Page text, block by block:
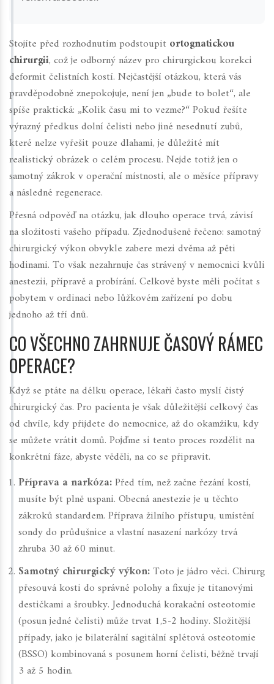
Stojíte před rozhodnutím podstoupit ortognatickou
chirurgii, což je odborný název pro chirurgickou korekci
deformit čelistních kostí. Nejčastější otázkou, která vás
pravděpodobně znepokojuje, není jen „bude to bolet“, ale
spíše praktická: „Kolik času mi to vezme?“ Pokud řešíte
výraznýpředkus dolní čelisti nebo jiné nesednutí zubů,
které nelze vyřešit pouze dlahami, je důležité mít
realistický obrázek o celém procesu. Nejde totiž jen o
samotný zákrok v operační místnosti, ale o měsíce přípravy
a následné regenerace.
Přesná odpověď na otázku, jak dlouho operace trvá, závisí
na složitosti vašeho případu. Zjednodušeně řečeno: samotný
chirurgický výkon obvykle zabere mezi dvěma až pěti
hodinami. To však nezahrnuje čas strávený v nemocnici kvůli
anestezii, přípravě a probírání. Celkově byste měli počítat s
pobytem v ordinaci nebo lůžkovém zařízení po dobu
jednoho až tří dnů.
CO VŠECHNO ZAHRNUJE ČASOVÝ RÁMEC
OPERACE?
Když se ptáte na délku operace, lékaři často myslí čistý
chirurgický čas. Pro pacienta je však důležitější celkový čas
od chvíle, kdy přijdete do nemocnice, až do okamžiku, kdy
se můžete vrátit domů. Pojďme si tento proces rozdělit na
konkrétní fáze, abyste věděli, na co se připravit.
Příprava a narkóza:Před tím, než začne řezání kostí,
musíte být plně uspani. Obecná anestezie je u těchto
zákroků standardem. Příprava žilního přístupu, umístění
sondy do průdušnice a vlastní nasazení narkózy trvá
zhruba 30 až 60 minut.
Samotný chirurgický výkon:Toto je jádro věci. Chirurg
přesouvá kosti do správné polohy a fixuje je titanovými
destičkami a šroubky. Jednoduchá korakační osteotomie
(posun jedné čelisti) může trvat 1,5-2 hodiny. Složitější
případy, jako je bilaterální sagitální splétová osteotomie
(BSSO) kombinovaná s posunem horní čelisti, běžně trvají
3 až 5 hodin.